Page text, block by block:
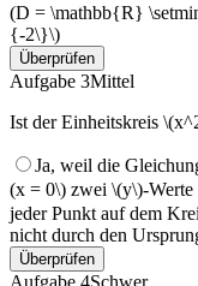
(D = \mathbb{R}
{-2\}\)
Überprüfen
Aufgabe 3Mittel
Ist der Einheitskreis
Ja, weil die
(x = 0\) zwei \(y\)-
jeder Punkt auf dem
nicht durch den
Überprüfen
Aufgabe 4Schwer